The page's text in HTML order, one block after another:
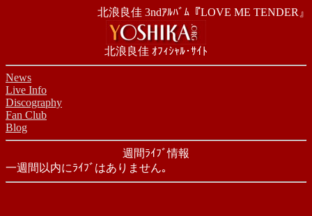
北浪良佳 3ndｱﾙﾊﾞﾑ『LOVE ME TENDER』
北浪良佳 ｵﾌｨｼｬﾙ･ｻｲﾄ
News
Live Info
Discography
Fan Club
Blog
週間ﾗｲﾌﾞ情報
一週間以内にﾗｲﾌﾞはありません｡